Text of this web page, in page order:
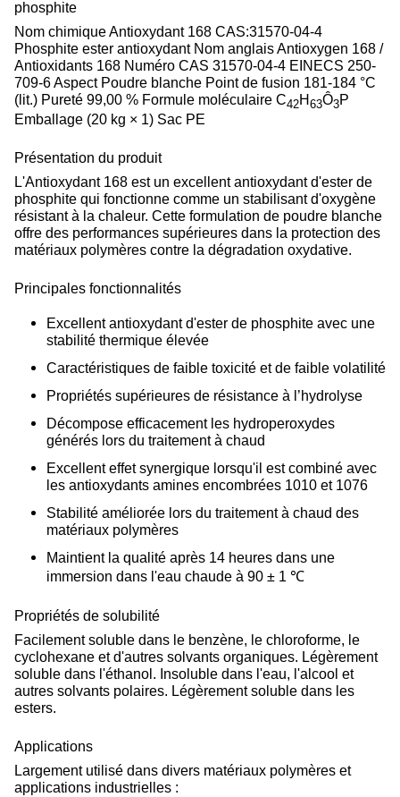
phosphite
Nom chimique Antioxydant 168 CAS:31570-04-4
Phosphite ester antioxydant Nom anglais Antioxygen 168 /
Antioxidants 168 Numéro CAS 31570-04-4 EINECS 250-
709-6 Aspect Poudre blanche Point de fusion 181-184 °C
(lit.) Pureté 99,00 % Formule moléculaire C42H63Ô3P
Emballage (20 kg × 1) Sac PE
Présentation du produit
L'Antioxydant 168 est un excellent antioxydant d'ester de
phosphite qui fonctionne comme un stabilisant d'oxygène
résistant à la chaleur. Cette formulation de poudre blanche
offre des performances supérieures dans la protection des
matériaux polymères contre la dégradation oxydative.
Principales fonctionnalités
Excellent antioxydant d'ester de phosphite avec une
stabilité thermique élevée
Caractéristiques de faible toxicité et de faible volatilité
Propriétés supérieures de résistance à l’hydrolyse
Décompose efficacement les hydroperoxydes
générés lors du traitement à chaud
Excellent effet synergique lorsqu'il est combiné avec
les antioxydants amines encombrées 1010 et 1076
Stabilité améliorée lors du traitement à chaud des
matériaux polymères
Maintient la qualité après 14 heures dans une
immersion dans l'eau chaude à 90 ± 1 ℃
Propriétés de solubilité
Facilement soluble dans le benzène, le chloroforme, le
cyclohexane et d'autres solvants organiques. Légèrement
soluble dans l'éthanol. Insoluble dans l'eau, l'alcool et
autres solvants polaires. Légèrement soluble dans les
esters.
Applications
Largement utilisé dans divers matériaux polymères et
applications industrielles :